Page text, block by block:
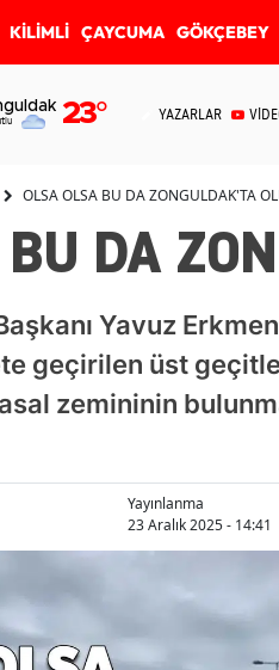
KİLİMLİ ÇAYCUMA GÖKÇEBEY
23° YAZARLAR
OLSA OLSA BU DA ZONGULDAK'TA
DA
Yavuz
geçirilen üst
zemininin
Yayınlanma
23 Aralık 2025 - 14:41